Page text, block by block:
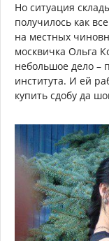
Но ситуация
получилось как
на местных
москвичка Ольга
небольшое дело –
института. И ей
купить сдобу да